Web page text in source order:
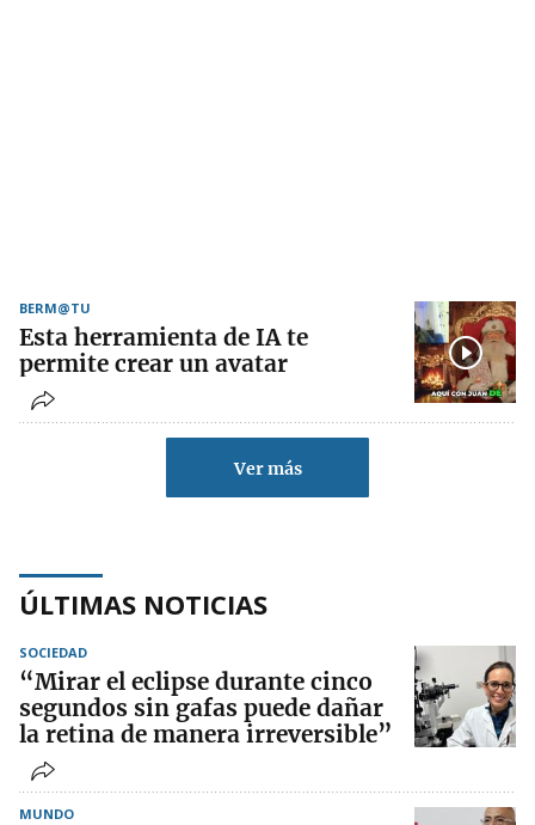
BERM@TU
Esta herramienta de IA te
permite crear un avatar
Ver más
ÚLTIMAS NOTICIAS
SOCIEDAD
“Mirar el eclipse durante cinco
segundos sin gafas puede dañar
la retina de manera irreversible”
MUNDO